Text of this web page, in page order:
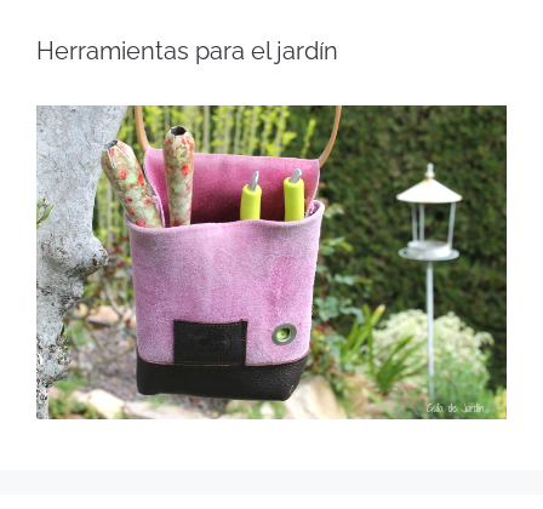
Herramientas para el jardín